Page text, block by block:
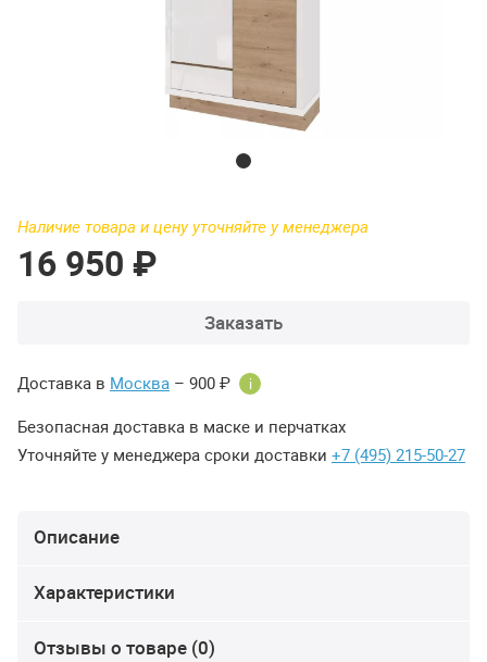
Наличие товара и цену уточняйте у менеджера
16 950 ₽
Заказать
Доставка в Москва – 900 ₽ i
Безопасная доставка в маске и перчатках
Уточняйте у менеджера сроки доставки +7 (495) 215-50-27
Описание
Характеристики
Отзывы о товаре (0)